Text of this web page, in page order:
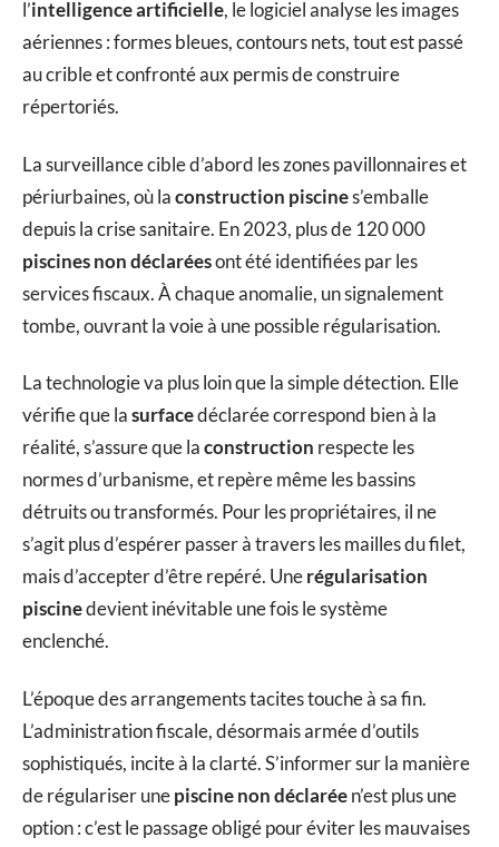
l’intelligence artificielle, le logiciel analyse les images
aériennes : formes bleues, contours nets, tout est passé
au crible et confronté aux permis de construire
répertoriés.
La surveillance cible d’abord les zones pavillonnaires et
périurbaines, où laconstruction piscines’emballe
depuis la crise sanitaire. En 2023, plus de 120 000
piscines non déclaréesont été identifiées par les
services fiscaux. À chaque anomalie, un signalement
tombe, ouvrant la voie à une possible régularisation.
La technologie va plus loin que la simple détection. Elle
vérifie que lasurfacedéclarée correspond bien à la
réalité, s’assure que laconstruction respecte les
normes d’urbanisme, et repère même les bassins
détruits ou transformés. Pour les propriétaires, il ne
s’agit plus d’espérer passer à travers les mailles du filet,
mais d’accepter d’être repéré. Unerégularisation
piscinedevient inévitable une fois le système
enclenché.
L’époque des arrangements tacites touche à sa fin.
L’administration fiscale, désormais armée d’outils
sophistiqués, incite à la clarté. S’informer sur la manière
de régulariser unepiscine non déclaréen’est plus une
option : c’est le passage obligé pour éviter les mauvaises